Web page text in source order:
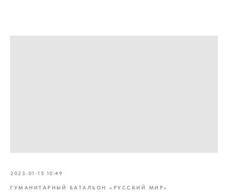
2023-01-15 10:49
ГУМАНИТАРНЫЙ БАТАЛЬОН «РУССКИЙ МИР»